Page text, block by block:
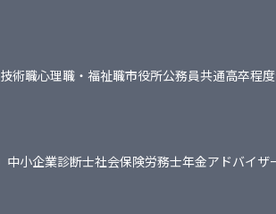
技術職心理職・福祉職市役所公務員共通高卒程
中小企業診断士社会保険労務士年金アドバイザ